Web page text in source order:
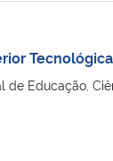
Educação,